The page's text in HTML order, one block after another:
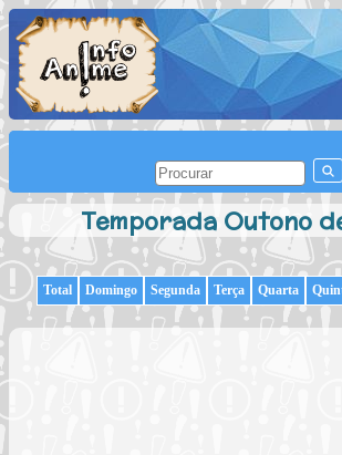
Temporada Outono
Total Domingo Segunda Terça Quarta